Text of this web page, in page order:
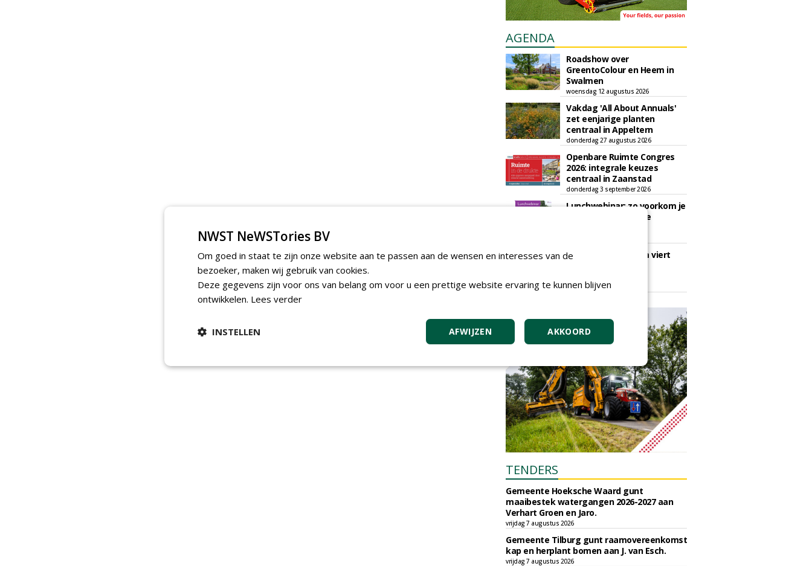
AGENDA
Roadshow over
GreentoColour en Heem in
Swalmen
woensdag 12 augustus 2026
Vakdag 'All About Annuals'
zet eenjarige planten
centraal in Appeltern
donderdag 27 augustus 2026
Openbare Ruimte Congres
2026: integrale keuzes
centraal in Zaanstad
donderdag 3 september 2026
Lunchwebinar: zo voorkom je
dat natuurinclusieve
Rooftop Symposium viert
vrijdag 18 september 2026
TENDERS
Gemeente Hoeksche Waard gunt
maaibestek watergangen 2026-2027 aan
Verhart Groen en Jaro.
vrijdag 7 augustus 2026
Gemeente Tilburg gunt raamovereenkomst
kap en herplant bomen aan J. van Esch.
vrijdag 7 augustus 2026
NWST NeWSTories BV
Om goed in staat te zijn onze website aan te passen aan de wensen en interesses van de
bezoeker, maken wij gebruik van cookies.
Deze gegevens zijn voor ons van belang om voor u een prettige website ervaring te kunnen blijven
ontwikkelen. Lees verder
AKKOORD
AFWIJZEN
INSTELLEN